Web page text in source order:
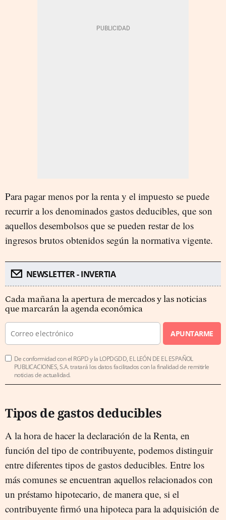
Para pagar menos por la renta y el impuesto se puede
recurrir a los denominados gastos deducibles, que son
aquellos desembolsos que se pueden restar de los
ingresos brutos obtenidos según la normativa vigente.
NEWSLETTER - INVERTIA
Cada mañana la apertura de mercados y las noticias
que marcarán la agenda económica
APUNTARME
De conformidad con el RGPD y la LOPDGDD, EL LEÓN DE EL ESPAÑOL
PUBLICACIONES, S.A. tratará los datos facilitados con la finalidad de remitirle
noticias de actualidad.
Tipos de gastos deducibles
A la hora de hacer la declaración de la Renta, en
función del tipo de contribuyente, podemos distinguir
entre diferentes tipos de gastos deducibles. Entre los
más comunes se encuentran aquellos relacionados con
un préstamo hipotecario, de manera que, si el
contribuyente firmó una hipoteca para la adquisición de